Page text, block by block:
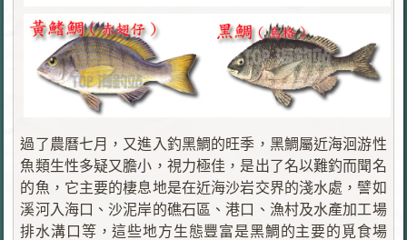
過了農曆七月，又進入釣黑鯛的旺季，黑鯛屬近海洄游性
魚類生性多疑又膽小，視力極佳，是出了名以難釣而聞名
的魚，它主要的棲息地是在近海沙岩交界的淺水處，譬如
溪河入海口、沙泥岸的礁石區、港口、漁村及水產加工場
排水溝口等，這些地方生態豐富是黑鯛的主要的覓食場